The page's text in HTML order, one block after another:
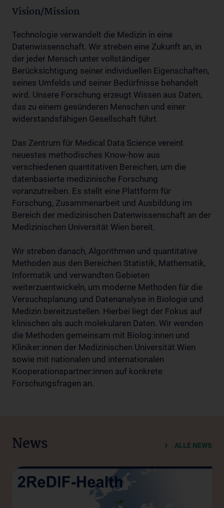
Vision/Mission
Technologie verwandelt die Medizin in eine
Datenwissenschaft. Wir streben eine Zukunft an, in
der jeder Mensch unter vollständiger
Berücksichtigung seiner individuellen Eigenschaften,
seines Umfelds und seiner Bedürfnisse behandelt
wird. Unsere Forschung erzeugt Wissen aus Daten,
das zu einem gesünderen Menschen und einer
widerstandsfähigen Gesellschaft führt.
Das Zentrum für Medical Data Science vereint
neuestes methodisches Know-how aus
verschiedenen quantitativen Bereichen, um die
datenbasierte medizinische Forschung
voranzutreiben. Es stellt eine Plattform für
Forschung, Zusammenarbeit und Ausbildung im
Bereich der medizinischen Datenwissenschaft an der
Medizinischen Universität Wien bereit.
Wir streben danach, Algorithmen und quantitative
Methoden aus den Bereichen Statistik, Mathematik,
Informatik und verwandten Gebieten
weiterzuentwickeln, um moderne Methoden für die
Versuchsplanung und Datenanalyse in Biologie und
Medizin bereitzustellen. Hierbei liegt der Fokus auf
klinischen als auch molekularen Daten. Wir wenden
die Methoden gemeinsam mit Biolog:innen und
Kliniker:innen der Medizinischen Universität Wien
sowie mit nationalen und internationalen
Kooperationspartner:innen auf konkrete
Forschungsfragen an.
News ALLE NEWS